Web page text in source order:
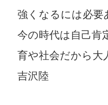
強くなるには必要
今の時代は自己肯
育や社会だから大
吉沢陸